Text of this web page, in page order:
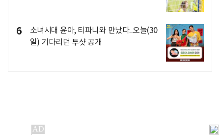
6
소녀시대 윤아, 티파니와 만났다..오늘(30
일) 기다리던 투샷 공개